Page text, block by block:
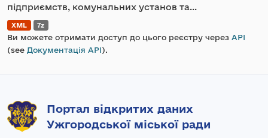
підприємств, комунальних установ та...
XML 7z
Ви можете отримати доступ до цього реєстру через API
(see Документація API).
Портал відкритих даних
Ужгородської міської ради